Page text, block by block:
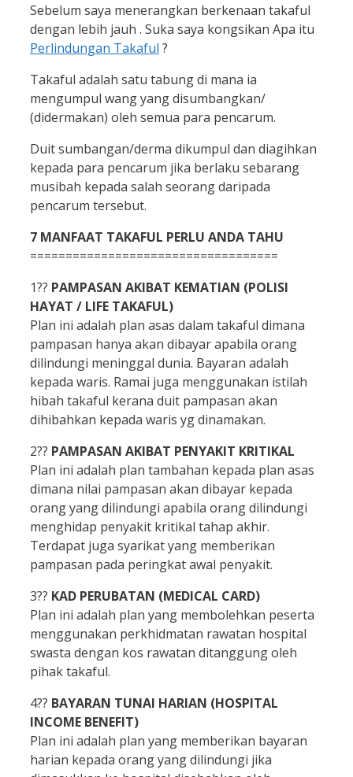
Sebelum saya menerangkan berkenaan takaful
dengan lebih jauh . Suka saya kongsikan Apa itu
Perlindungan Takaful ?
Takaful adalah satu tabung di mana ia
mengumpul wang yang disumbangkan/
(didermakan) oleh semua para pencarum.
Duit sumbangan/derma dikumpul dan diagihkan
kepada para pencarum jika berlaku sebarang
musibah kepada salah seorang daripada
pencarum tersebut.
7 MANFAAT TAKAFUL PERLU ANDA TAHU
===================================
1?? PAMPASAN AKIBAT KEMATIAN (POLISI
HAYAT / LIFE TAKAFUL)
Plan ini adalah plan asas dalam takaful dimana
pampasan hanya akan dibayar apabila orang
dilindungi meninggal dunia. Bayaran adalah
kepada waris. Ramai juga menggunakan istilah
hibah takaful kerana duit pampasan akan
dihibahkan kepada waris yg dinamakan.
2?? PAMPASAN AKIBAT PENYAKIT KRITIKAL
Plan ini adalah plan tambahan kepada plan asas
dimana nilai pampasan akan dibayar kepada
orang yang dilindungi apabila orang dilindungi
menghidap penyakit kritikal tahap akhir.
Terdapat juga syarikat yang memberikan
pampasan pada peringkat awal penyakit.
3?? KAD PERUBATAN (MEDICAL CARD)
Plan ini adalah plan yang membolehkan peserta
menggunakan perkhidmatan rawatan hospital
swasta dengan kos rawatan ditanggung oleh
pihak takaful.
4?? BAYARAN TUNAI HARIAN (HOSPITAL
INCOME BENEFIT)
Plan ini adalah plan yang memberikan bayaran
harian kepada orang yang dilindungi jika